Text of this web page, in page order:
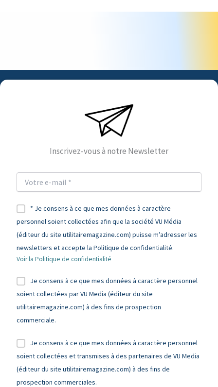
Inscrivez-vous à notre Newsletter
* Je consens à ce que mes données à caractère
personnel soient collectées afin que la société VU Média
(éditeur du site utilitairemagazine.com) puisse m’adresser les
newsletters et accepte la Politique de confidentialité.
Voir la Politique de confidentialité
Je consens à ce que mes données à caractère personnel
soient collectées par VU Media (éditeur du site
utilitairemagazine.com) à des fins de prospection
commerciale.
Je consens à ce que mes données à caractère personnel
soient collectées et transmises à des partenaires de VU Media
(éditeur du site utilitairemagazine.com) à des fins de
prospection commerciales.